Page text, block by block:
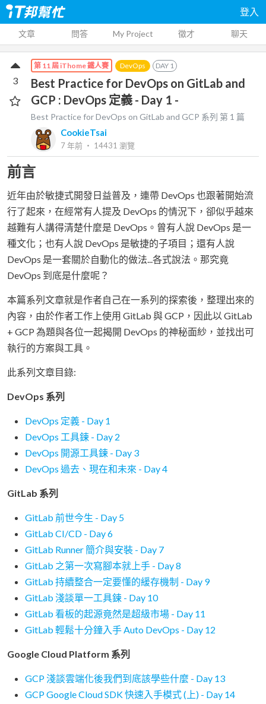
登入
文章 問答 My Project 徵才 聊天
第 11 屆 iThome 鐵人賽 DevOps DAY 1
Best Practice for DevOps on GitLab and
GCP : DevOps 定義 - Day 1 -
Best Practice for DevOps on GitLab and GCP 系列 第 1 篇
CookieTsai
7 年前 ‧ 14431 瀏覽
3
前言
近年由於敏捷式開發日益普及，連帶 DevOps 也跟著開始流
行了起來，在經常有人提及 DevOps 的情況下，卻似乎越來
越難有人講得清楚什麼是 DevOps。曾有人說 DevOps 是一
種文化；也有人說 DevOps 是敏捷的子項目；還有人說
DevOps 是一套關於自動化的做法...各式說法。那究竟
DevOps 到底是什麼呢？
本篇系列文章就是作者自己在一系列的探索後，整理出來的
內容，由於作者工作上使用 GitLab 與 GCP，因此以 GitLab
+ GCP 為題與各位一起揭開 DevOps 的神秘面紗，並找出可
執行的方案與工具。
此系列文章目錄:
DevOps 系列
DevOps 定義 - Day 1
DevOps 工具鍊 - Day 2
DevOps 開源工具鍊 - Day 3
DevOps 過去、現在和未來 - Day 4
GitLab 系列
GitLab 前世今生 - Day 5
GitLab CI/CD - Day 6
GitLab Runner 簡介與安裝 - Day 7
GitLab 之第一次寫腳本就上手 - Day 8
GitLab 持續整合一定要懂的緩存機制 - Day 9
GitLab 淺談單一工具鍊 - Day 10
GitLab 看板的起源竟然是超級市場 - Day 11
GitLab 輕鬆十分鐘入手 Auto DevOps - Day 12
Google Cloud Platform 系列
GCP 淺談雲端化後我們到底該學些什麼 - Day 13
GCP Google Cloud SDK 快速入手模式 (上) - Day 14